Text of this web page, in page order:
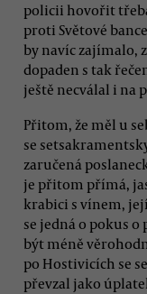
policii hovořit
proti Světové
by navíc zajímalo,
dopaden s tak
ještě necválal i na
Přitom, že měl u
se
zaručená
je přitom přímá,
krabici s vínem,
se jedná o pokus
být méně
po Hostivicích se
převzal jako